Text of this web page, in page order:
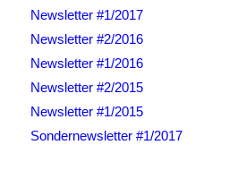
Newsletter #1/2017
Newsletter #2/2016
Newsletter #1/2016
Newsletter #2/2015
Newsletter #1/2015
Sondernewsletter #1/2017